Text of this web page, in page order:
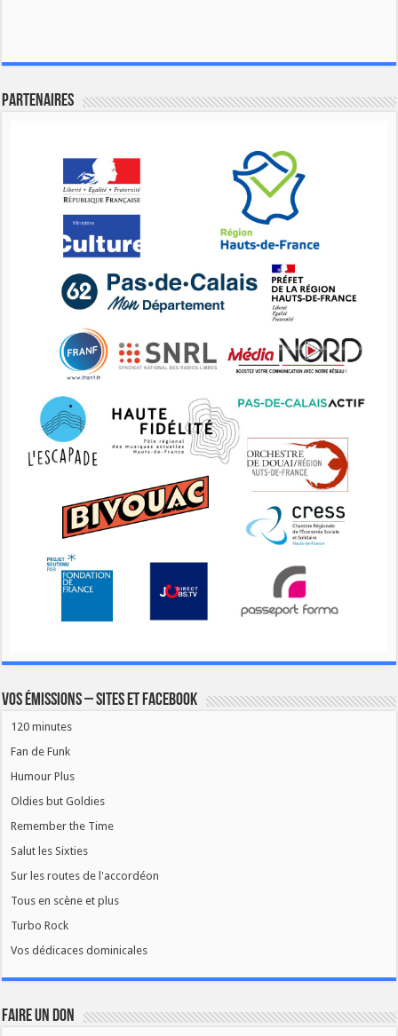
Partenaires
Vos émissions – Sites et Facebook
120 minutes
Fan de Funk
Humour Plus
Oldies but Goldies
Remember the Time
Salut les Sixties
Sur les routes de l'accordéon
Tous en scène et plus
Turbo Rock
Vos dédicaces dominicales
FAIRE UN DON